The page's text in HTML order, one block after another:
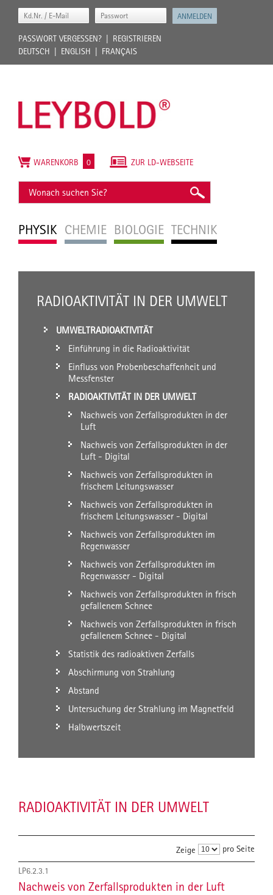
PASSWORT VERGESSEN?
REGISTRIEREN
DEUTSCH
ENGLISH FRANÇAIS
PHYSIK CHEMIE BIOLOGIE TECHNIK
ZUR LD-WEBSEITE
WARENKORB 0
RADIOAKTIVITÄT IN DER UMWELT
UMWELTRADIOAKTIVITÄT
Einführung in die Radioaktivität
Einfluss von Probenbeschaffenheit und
Messfenster
RADIOAKTIVITÄT IN DER UMWELT
Nachweis von Zerfallsprodukten in der
Luft
Nachweis von Zerfallsprodukten in der
Luft - Digital
Nachweis von Zerfallsprodukten in
frischem Leitungswasser
Nachweis von Zerfallsprodukten in
frischem Leitungswasser - Digital
Nachweis von Zerfallsprodukten im
Regenwasser
Nachweis von Zerfallsprodukten im
Regenwasser - Digital
Nachweis von Zerfallsprodukten in frisch
gefallenem Schnee
Nachweis von Zerfallsprodukten in frisch
gefallenem Schnee - Digital
Statistik des radioaktiven Zerfalls
Abschirmung von Strahlung
Abstand
Untersuchung der Strahlung im Magnetfeld
Halbwertszeit
RADIOAKTIVITÄT IN DER UMWELT
Zeige pro Seite
LP6.2.3.1
Nachweis von Zerfallsprodukten in der Luft